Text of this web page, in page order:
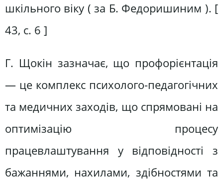
шкільного віку ( за Б. Федоришиним ). [
43, с. 6 ]
Г. Щокін зазначає, що профорієнтація
— це комплекс психолого-педагогічних
та медичних заходів, що спрямовані на
оптимізацію процесу
працевлаштування у відповідності з
бажаннями, нахилами, здібностями та